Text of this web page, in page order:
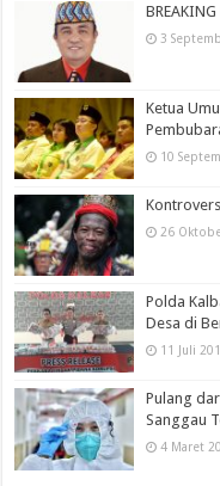
3
Ketua
10
26
Polda
Desa di
11 Juli
Pulang
Sanggau
4 Maret